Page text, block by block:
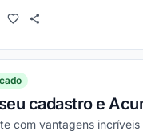
funcionou
cupom não funcionou
cadastro e
com vantagens